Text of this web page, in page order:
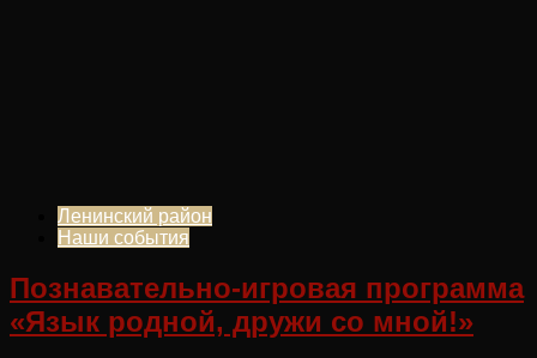
Ленинский район
Наши события
Познавательно-игровая программа
«Язык родной, дружи со мной!»